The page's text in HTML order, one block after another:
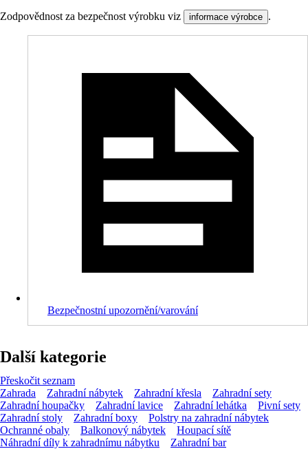
Zodpovědnost za bezpečnost výrobku viz informace výrobce .
Bezpečnostní upozornění/varování
Další kategorie
Přeskočit seznam
Zahrada
Zahradní nábytek Zahradní křesla
Zahradní sety
Zahradní houpačky
Zahradní lavice Zahradní lehátka
Pivní sety
Zahradní stoly
Zahradní boxy
Polstry na zahradní nábytek
Ochranné obaly
Balkonový nábytek
Houpací sítě
Náhradní díly k zahradnímu nábytku
Zahradní bar